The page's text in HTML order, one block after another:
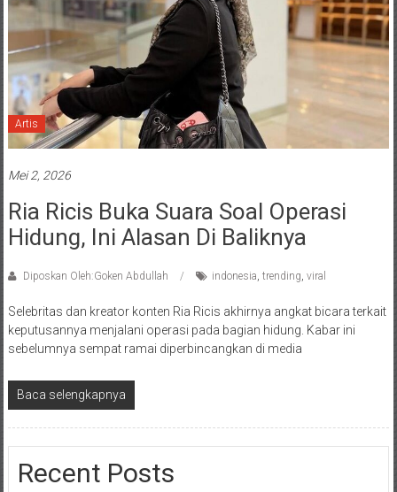
Artis
Mei 2, 2026
Ria Ricis Buka Suara Soal Operasi
Hidung, Ini Alasan Di Baliknya
Diposkan Oleh:Goken Abdullah indonesia trending viral
Selebritas dan kreator konten Ria Ricis akhirnya angkat bicara terkait
keputusannya menjalani operasi pada bagian hidung. Kabar ini
sebelumnya sempat ramai diperbincangkan di media
Baca selengkapnya
Recent Posts